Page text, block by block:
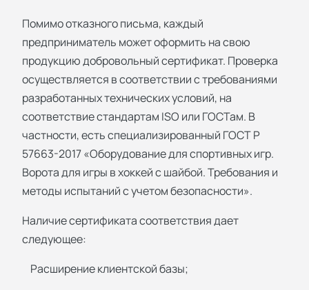
Помимо отказного письма, каждый
предприниматель может оформить на свою
продукцию добровольный сертификат. Проверка
осуществляется в соответствии с требованиями
разработанных технических условий, на
соответствие стандартам ISO или ГОСТам. В
частности, есть специализированный ГОСТ Р
57663-2017 «Оборудование для спортивных игр.
Ворота для игры в хоккей с шайбой. Требования и
методы испытаний с учетом безопасности».
Наличие сертификата соответствия дает
следующее:
Расширение клиентской базы;